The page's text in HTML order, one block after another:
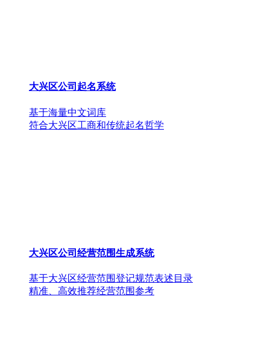
大兴区公司起名系统
基于海量中文词库
符合大兴区工商和传统起名哲学
大兴区公司经营范围生成系统
基于大兴区经营范围登记规范表述目录
精准、高效推荐经营范围参考